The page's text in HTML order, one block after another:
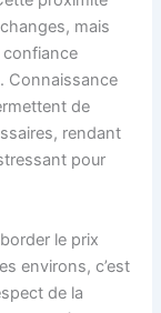
mais
confiance
Connaissance
de
rendant
pour
le prix
environs, c’est
de la